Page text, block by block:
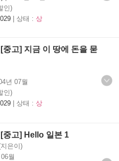
인)
| 상태 : 상
중고] 지금 이 땅에 돈을 묻
년 07월
인)
| 상태 : 상
중고] Hello 일본 1
지은이)
월